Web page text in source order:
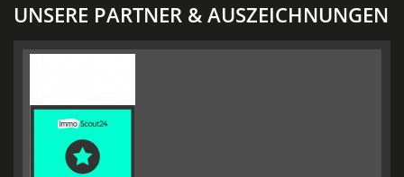
UNSERE PARTNER & AUSZEICHNUNGEN